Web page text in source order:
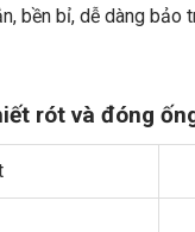
bền bỉ, dễ dàng bảo
rót và đóng